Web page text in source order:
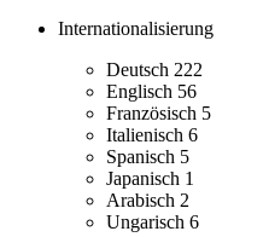
Internationalisierung
Deutsch 222
Englisch 56
Französisch 5
Italienisch 6
Spanisch 5
Japanisch 1
Arabisch 2
Ungarisch 6